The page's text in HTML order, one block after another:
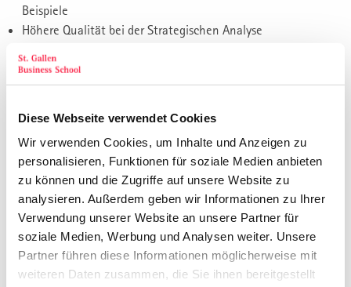
Diese Webseite verwendet Cookies
Wir verwenden Cookies, um Inhalte und Anzeigen zu
personalisieren, Funktionen für soziale Medien anbieten
zu können und die Zugriffe auf unsere Website zu
analysieren. Außerdem geben wir Informationen zu Ihrer
Verwendung unserer Website an unsere Partner für
soziale Medien, Werbung und Analysen weiter. Unsere
Partner führen diese Informationen möglicherweise mit
weiteren Daten zusammen, die Sie ihnen bereitgestellt
Beispiele
Höhere Qualität bei der Strategischen Analyse
Handlungsbedarfs im Sinne von Chancen nutzen und
Gefahren frühzeitig ausweichen
Formulierung der bestmöglichen Strategie
Dank KI zu Einzigatigkeit und Wettbewerbsvorteilen
KI als ‘Enabler’ der Umsetzung
Digitale Transformation gestalten
Erfolgsfaktoren digitaler Change-Prozesse
Stakeholder-Management im digitalen Wandel
Aufbau digitaler Kompetenzen